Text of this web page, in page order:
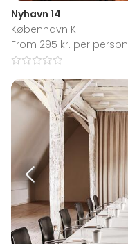
Nyhavn 14
København K
From 295 kr. per person